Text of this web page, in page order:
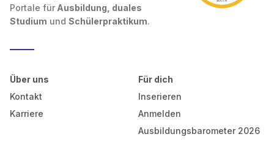
Portale für Ausbildung, duales
Studium und Schülerpraktikum.
Über uns
Kontakt
Karriere
Für dich
Inserieren
Anmelden
Ausbildungsbarometer 2026